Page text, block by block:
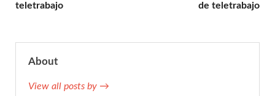
teletrabajo
de teletrabajo
About
View all posts by →